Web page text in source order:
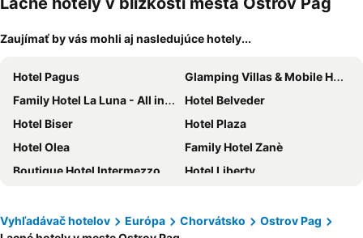
zvieratá
Zaujímať by vás mohli aj nasledujúce hotely...
Hotel Pagus
Glamping Villas & Mobile Homes Avalona
Family Hotel La Luna - All inclusive
Hotel Belveder
Hotel Biser
Hotel Plaza
Hotel Olea
Family Hotel Zanè
Boutique Hotel Intermezzo - Pag centre
Hotel Liberty
Hotel In Excelsis
Hotel Kaneo
Vyhľadávač hotelov Európa Chorvátsko
Ostrov Pag